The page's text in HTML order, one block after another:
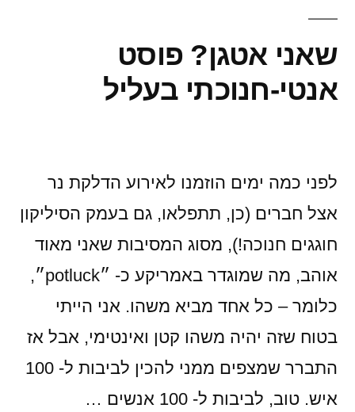
שאני אטגן? פוסט
אנטי-חנוכתי בעליל
לפני כמה ימים הוזמנו לאירוע הדלקת נר
אצל חברים (כן, תתפלאו, גם בעמק הסיליקון
חוגגים חנוכה!), מסוג המסיבות שאני מאוד
אוהב, מה שמוגדר באמריקע כ- ״potluck״,
כלומר – כל אחד מביא משהו. אני הייתי
בטוח שזה יהיה משהו קטן ואינטימי, אבל אז
התברר שמצפים ממני להכין לביבות ל- 100
איש. טוב, לביבות ל- 100 אנשים …